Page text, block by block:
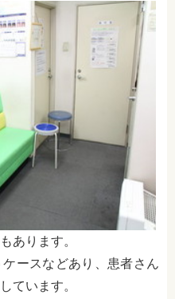
あります。
ースなどあり、患者さん
ています。